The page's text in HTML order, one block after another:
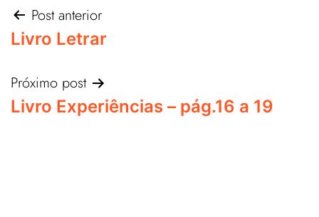
Post anterior
Livro Letrar
Próximo post
Livro Experiências – pág.16 a 19